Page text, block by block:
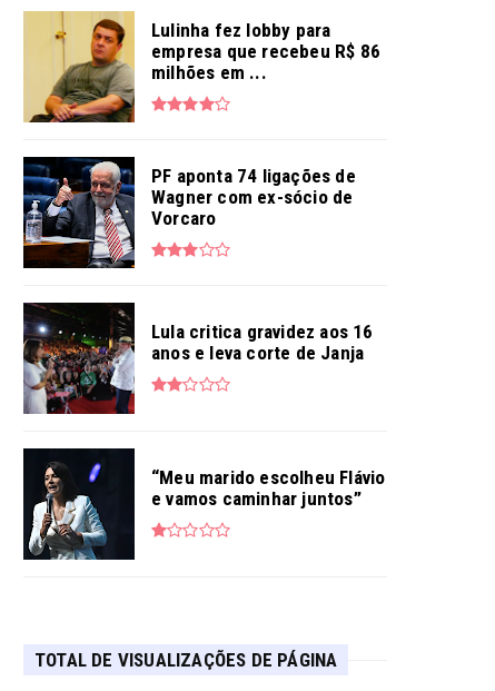
Lulinha fez lobby para
empresa que recebeu R$ 86
milhões em ...
PF aponta 74 ligações de
Wagner com ex-sócio de
Vorcaro
Lula critica gravidez aos 16
anos e leva corte de Janja
“Meu marido escolheu Flávio
e vamos caminhar juntos”
TOTAL DE VISUALIZAÇÕES DE PÁGINA